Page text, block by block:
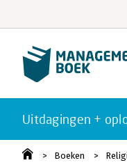
Uitdagingen +
Boeken